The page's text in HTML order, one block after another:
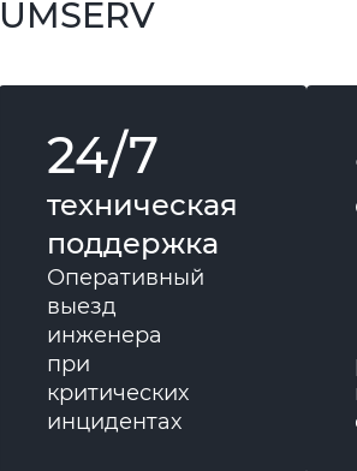
UMSERV
24/7
техническая
поддержка
Оперативный
выезд
инженера
при
критических
инцидентах